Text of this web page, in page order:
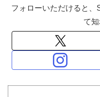
フォローいただけると
て